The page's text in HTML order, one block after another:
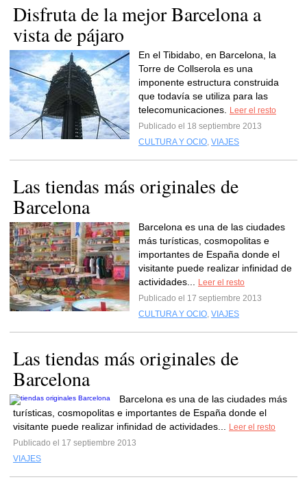
Disfruta de la mejor Barcelona a
vista de pájaro
En el Tibidabo, en Barcelona, la
Torre de Collserola es una
imponente estructura construida
que todavía se utiliza para las
telecomunicaciones.
Leer el resto
Publicado el 18 septiembre 2013
CULTURA Y OCIO, VIAJES
Las tiendas más originales de
Barcelona
Barcelona es una de las ciudades
más turísticas, cosmopolitas e
importantes de España donde el
visitante puede realizar infinidad de
actividades...
Leer el resto
Publicado el 17 septiembre 2013
CULTURA Y OCIO, VIAJES
Las tiendas más originales de
Barcelona
Barcelona es una de las ciudades más
turísticas, cosmopolitas e importantes de España donde el
visitante puede realizar infinidad de actividades...
Leer el resto
Publicado el 17 septiembre 2013
VIAJES